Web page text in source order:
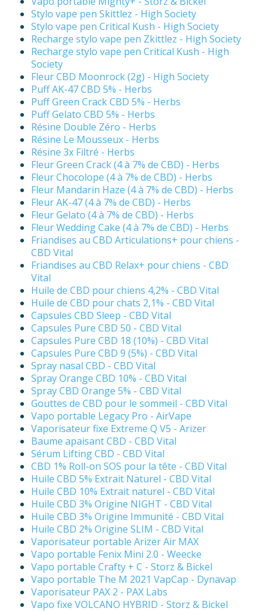
Stylo vape pen Skittlez - High Society
Stylo vape pen Critical Kush - High Society
Recharge stylo vape pen Zkittlez - High Society
Recharge stylo vape pen Critical Kush - High
Society
Fleur CBD Moonrock (2g) - High Society
Puff AK-47 CBD 5% - Herbs
Puff Green Crack CBD 5% - Herbs
Puff Gelato CBD 5% - Herbs
Résine Double Zéro - Herbs
Résine Le Mousseux - Herbs
Résine 3x Filtré - Herbs
Fleur Green Crack (4 à 7% de CBD) - Herbs
Fleur Chocolope (4 à 7% de CBD) - Herbs
Fleur Mandarin Haze (4 à 7% de CBD) - Herbs
Fleur AK-47 (4 à 7% de CBD) - Herbs
Fleur Gelato (4 à 7% de CBD) - Herbs
Fleur Wedding Cake (4 à 7% de CBD) - Herbs
Friandises au CBD Articulations+ pour chiens -
CBD Vital
Friandises au CBD Relax+ pour chiens - CBD
Vital
Huile de CBD pour chiens 4,2% - CBD Vital
Huile de CBD pour chats 2,1% - CBD Vital
Capsules CBD Sleep - CBD Vital
Capsules Pure CBD 50 - CBD Vital
Capsules Pure CBD 18 (10%) - CBD Vital
Capsules Pure CBD 9 (5%) - CBD Vital
Spray nasal CBD - CBD Vital
Spray Orange CBD 10% - CBD Vital
Spray CBD Orange 5% - CBD Vital
Gouttes de CBD pour le sommeil - CBD Vital
Vapo portable Legacy Pro - AirVape
Vaporisateur fixe Extreme Q V5 - Arizer
Baume apaisant CBD - CBD Vital
Sérum Lifting CBD - CBD Vital
CBD 1% Roll-on SOS pour la tête - CBD Vital
Huile CBD 5% Extrait Naturel - CBD Vital
Huile CBD 10% Extrait naturel - CBD Vital
Huile CBD 3% Origine NIGHT - CBD Vital
Huile CBD 3% Origine Immunité - CBD Vital
Huile CBD 2% Origine SLIM - CBD Vital
Vaporisateur portable Arizer Air MAX
Vapo portable Fenix Mini 2.0 - Weecke
Vapo portable Crafty + C - Storz & Bickel
Vapo portable The M 2021 VapCap - Dynavap
Vaporisateur PAX 2 - PAX Labs
Vapo fixe VOLCANO HYBRID - Storz & Bickel